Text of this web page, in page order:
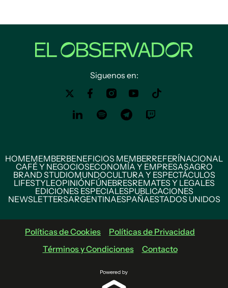
Siguenos en:
HOMEMEMBERBENEFICIOS MEMBERREFERÍNACIONAL
CAFÉ Y NEGOCIOSECONOMÍA Y EMPRESASAGRO
BRAND STUDIOMUNDOCULTURA Y ESPECTÁCULOS
LIFESTYLEOPINIÓNFÚNEBRESREMATES Y LEGALES
EDICIONES ESPECIALESPUBLICACIONES
NEWSLETTERSARGENTINAESPAÑAESTADOS UNIDOS
Políticas de Cookies
Políticas de Privacidad
Términos y Condiciones
Contacto